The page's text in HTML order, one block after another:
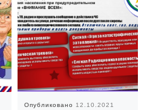
Опубликовано 12.10.2021